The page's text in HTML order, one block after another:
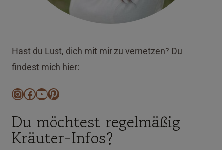
Hast du Lust, dich mit mir zu vernetzen? Du
findest mich hier:
Instagram
Facebook
YouTube
Pinterest
Du möchtest regelmäßig
Kräuter-Infos?